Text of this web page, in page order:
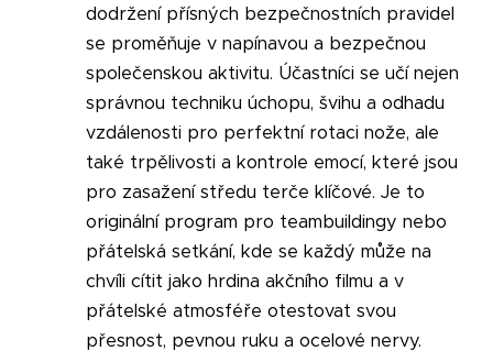
dodržení přísných bezpečnostních pravidel
se proměňuje v napínavou a bezpečnou
společenskou aktivitu. Účastníci se učí nejen
správnou techniku úchopu, švihu a odhadu
vzdálenosti pro perfektní rotaci nože, ale
také trpělivosti a kontrole emocí, které jsou
pro zasažení středu terče klíčové. Je to
originální program pro teambuildingy nebo
přátelská setkání, kde se každý může na
chvíli cítit jako hrdina akčního filmu a v
přátelské atmosféře otestovat svou
přesnost, pevnou ruku a ocelové nervy.